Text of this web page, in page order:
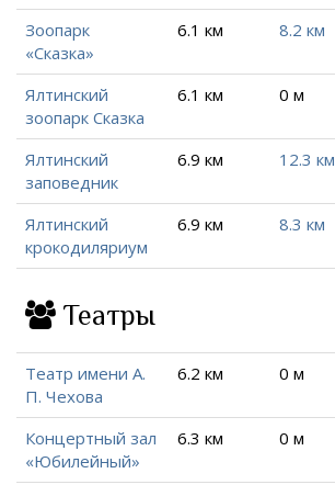
Зоопарк
«Сказка»
6.1 км 8.2 км
Ялтинский
зоопарк Сказка
6.1 км 0 м
Ялтинский
заповедник
6.9 км 12.3 км
Ялтинский
крокодиляриум
6.9 км 8.3 км
Театры
Театр имени А.
П. Чехова
6.2 км 0 м
Концертный зал
«Юбилейный»
6.3 км 0 м